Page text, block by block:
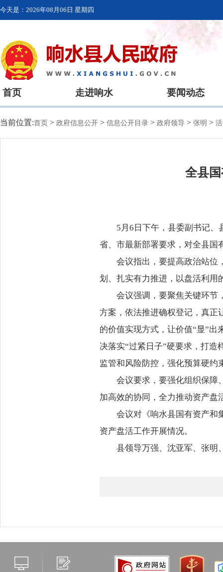
今天是： 2026年08月06日 星期四
首页 走进响水 要闻动态
当前位置:首页 > 政府信息公开 > 信息公开目录 > 政府领导 > 张明 >
全县
5月6日下午，县委副书记
省、市最新部署要求，对全县国
会议指出，要提高政治站位
划、扎实有力推进，以盘活利用
会议强调，要聚焦关键环节
方案，依法推进确权登记，真正
的价值实现方式，让价值“显”出
决落实“过紧日子”硬要求，打造
监管和风险防控，强化预算硬约
会议要求，要强化组织保障
加高效的协同，全力推动资产盘
会议对《响水县国有资产和
资产盘活工作开展情况。
县领导万强、沈亚军、张明